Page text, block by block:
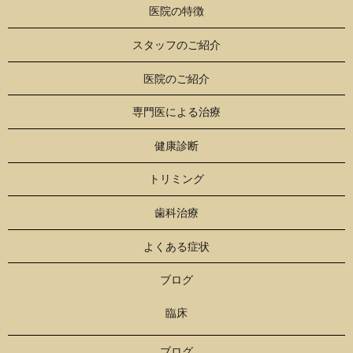
医院の特徴
スタッフのご紹介
医院のご紹介
専門医による治療
健康診断
トリミング
歯科治療
よくある症状
ブログ
臨床